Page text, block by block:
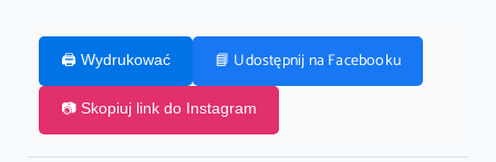
🖨️ Wydrukować 📘 Udostępnij na Facebooku
📷 Skopiuj link do Instagram